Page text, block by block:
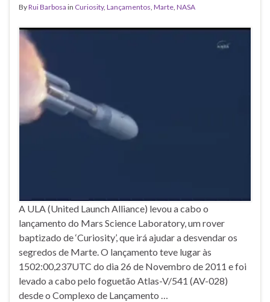
ByRui Barbosa in Curiosity, Lançamentos, Marte, NASA
A ULA (United Launch Alliance) levou a cabo o
lançamento do Mars Science Laboratory, um rover
baptizado de ‘Curiosity’, que irá ajudar a desvendar os
segredos de Marte. O lançamento teve lugar às
1502:00,237UTC do dia 26 de Novembro de 2011 e foi
levado a cabo pelo foguetão Atlas-V/541 (AV-028)
desde o Complexo de Lançamento …